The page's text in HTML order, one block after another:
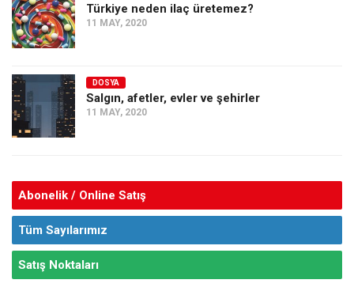
Türkiye neden ilaç üretemez?
11 MAY, 2020
DOSYA
Salgın, afetler, evler ve şehirler
11 MAY, 2020
Abonelik / Online Satış
Tüm Sayılarımız
Satış Noktaları